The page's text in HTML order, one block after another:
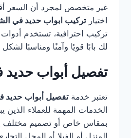
غير متخصص لمجرد أن السعر
اختيار تركيب ابواب حديد في
تركيب احترافية، تستخدم
لك بابًا قويًا وآمنًا ومناسبًا
تفصيل أبواب حديد
تعتبر خدمة تفصيل أبواب حديد
الخدمات المهمة للعملاء
بمقاس خاص أو تصميم مختلف